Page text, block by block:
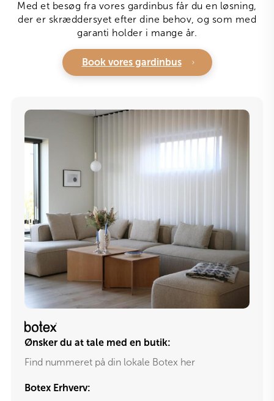
Med et besøg fra vores gardinbus får du en løsning,
der er skræddersyet efter dine behov, og som med
garanti holder i mange år.
Book vores gardinbus
Ønsker du at tale med en butik:
Find nummeret på din lokale Botex her
Botex Erhverv: